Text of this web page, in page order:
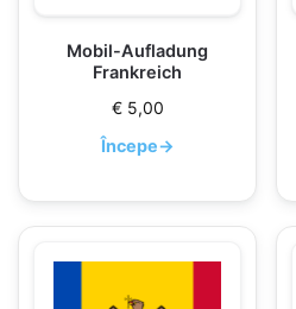
Mobil-Aufladung
Frankreich
€5,00
Începe→